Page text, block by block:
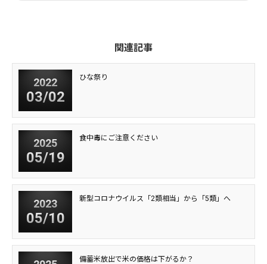
関連記事
2022
03/02
ひな祭り
2025
05/19
食中毒にご注意ください
2023
05/10
新型コロナウイルス「2類相当」から「5類」へ
備蓄米放出で米の価格は下がるか？